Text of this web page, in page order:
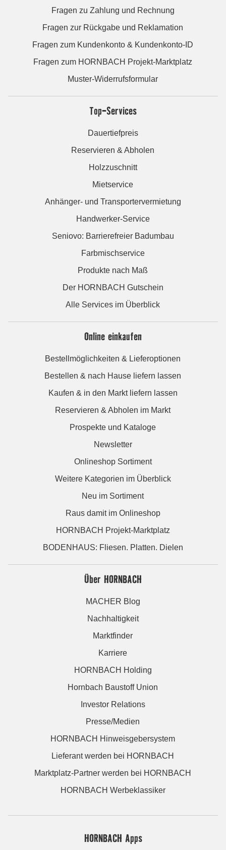
Fragen zu Zahlung und Rechnung
Fragen zur Rückgabe und Reklamation
Fragen zum Kundenkonto & Kundenkonto-ID
Fragen zum HORNBACH Projekt-Marktplatz
Muster-Widerrufsformular
Top-Services
Dauertiefpreis
Reservieren & Abholen
Holzzuschnitt
Mietservice
Anhänger- und Transportervermietung
Handwerker-Service
Seniovo: Barrierefreier Badumbau
Farbmischservice
Produkte nach Maß
Der HORNBACH Gutschein
Alle Services im Überblick
Online einkaufen
Bestellmöglichkeiten & Lieferoptionen
Bestellen & nach Hause liefern lassen
Kaufen & in den Markt liefern lassen
Reservieren & Abholen im Markt
Prospekte und Kataloge
Newsletter
Onlineshop Sortiment
Weitere Kategorien im Überblick
Neu im Sortiment
Raus damit im Onlineshop
HORNBACH Projekt-Marktplatz
BODENHAUS: Fliesen. Platten. Dielen
Über HORNBACH
MACHER Blog
Nachhaltigkeit
Marktfinder
Karriere
HORNBACH Holding
Hornbach Baustoff Union
Investor Relations
Presse/Medien
HORNBACH Hinweisgebersystem
Lieferant werden bei HORNBACH
Marktplatz-Partner werden bei HORNBACH
HORNBACH Werbeklassiker
HORNBACH Apps